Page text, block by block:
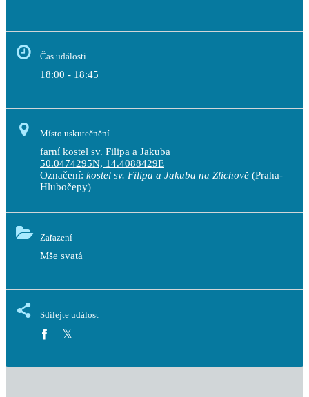
Čas události
18:00 - 18:45
Místo uskutečnění
farní kostel sv. Filipa a Jakuba
50.0474295N, 14.4088429E
Označení: kostel sv. Filipa a Jakuba na Zlíchově (Praha-
Hlubočepy)
Zařazení
Mše svatá
Sdílejte událost